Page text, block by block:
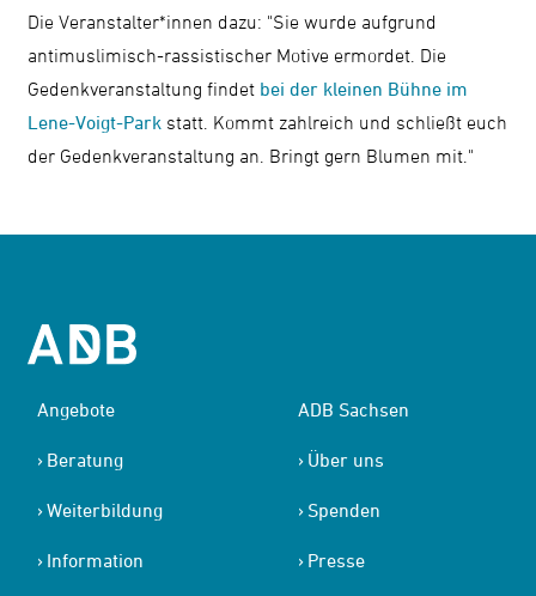
Die Veranstalter*innen dazu: "Sie wurde aufgrund
antimuslimisch-rassistischer Motive ermordet. Die
Gedenkveranstaltung findet bei der kleinen Bühne im
Lene-Voigt-Park statt. Kommt zahlreich und schließt euch
der Gedenkveranstaltung an. Bringt gern Blumen mit."
Angebote
Beratung
Weiterbildung
Information
ADB Sachsen
Über uns
Spenden
Presse